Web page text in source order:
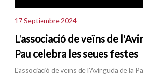
17 Septiembre 2024
L'associació de veïns de
Pau celebra les seues festes
L'associació de veïns de l'Avinguda de la